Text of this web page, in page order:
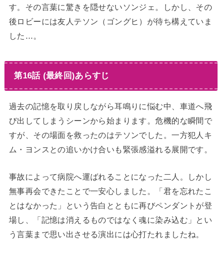
す。その言葉に驚きを隠せないソンジェ。しかし、その
後ロビーには友人テソン（ゴングヒ）が待ち構えていま
した…。
第16話 (最終回)あらすじ
過去の記憶を取り戻しながら耳鳴りに悩む中、車道へ飛
び出してしまうシーンから始まります。危機的な瞬間で
すが、その場面を救ったのはテソンでした。一方犯人キ
ム・ヨンスとの追いかけ合いも緊張感溢れる展開です。
事故によって病院へ運ばれることになった二人。しかし
無事再会できたことで一安心しました。「君を忘れたこ
とはなかった」という告白とともに再びペンダントが登
場し、「記憶は消えるものではなく魂に染み込む」とい
う言葉まで思い出させる演出には心打たれましたね。